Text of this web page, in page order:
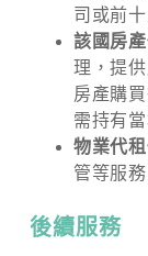
司或前
該國房產
理，提
房產購
需持有
物業代
管等服務
後續服務